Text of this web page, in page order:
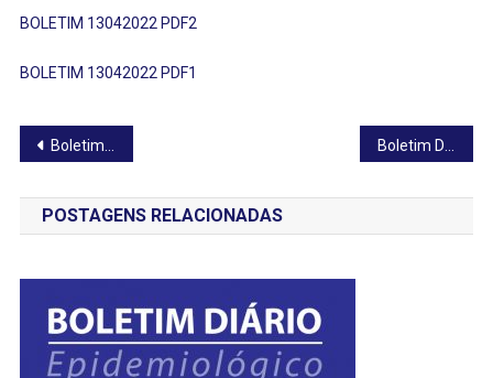
BOLETIM 13042022 PDF2
BOLETIM 13042022 PDF1
Navegação
de
Post
Boletim Diário – 12/04/2022 Boletim Diário – 14/04/2022
POSTAGENS RELACIONADAS